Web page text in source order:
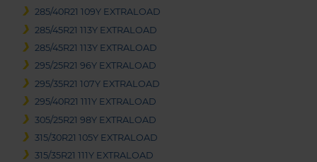
285/40R21 109Y EXTRALOAD
285/45R21 113Y EXTRALOAD
285/45R21 113Y EXTRALOAD
295/25R21 96Y EXTRALOAD
295/35R21 107Y EXTRALOAD
295/40R21 111Y EXTRALOAD
305/25R21 98Y EXTRALOAD
315/30R21 105Y EXTRALOAD
315/35R21 111Y EXTRALOAD